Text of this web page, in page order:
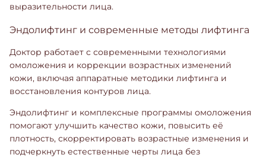
выразительности лица.
Эндолифтинг и современные методы лифтинга
Доктор работает с современными технологиями
омоложения и коррекции возрастных изменений
кожи, включая аппаратные методики лифтинга и
восстановления контуров лица.
Эндолифтинг и комплексные программы омоложения
помогают улучшить качество кожи, повысить её
плотность, скорректировать возрастные изменения и
подчеркнуть естественные черты лица без